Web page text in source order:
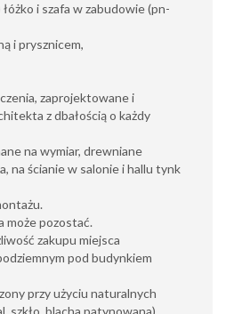
i szafa w zabudowie (pn-
i prysznicem,
zaprojektowane i
z dbałością o każdy
na wymiar, drewniane
na ścianie w salonie i hallu tynk
może pozostać.
zakupu miejsca
pod budynkiem
przy użyciu naturalnych
szkło, blacha patynowana).